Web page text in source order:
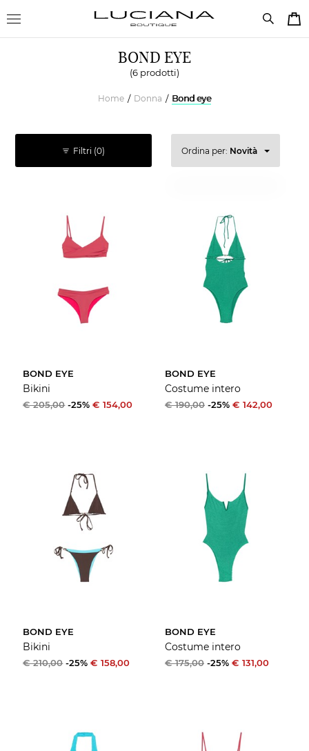
BOND EYE
(6 prodotti)
Home / Donna / Bond eye
Filtri (0) Ordina per: Novità
Novità
BOND EYE
Bikini
€ 205,00 -25% € 154,00
BOND EYE
Costume intero
€ 190,00 -25% € 142,00
BOND EYE
Bikini
€ 210,00 -25% € 158,00
BOND EYE
Costume intero
€ 175,00 -25% € 131,00